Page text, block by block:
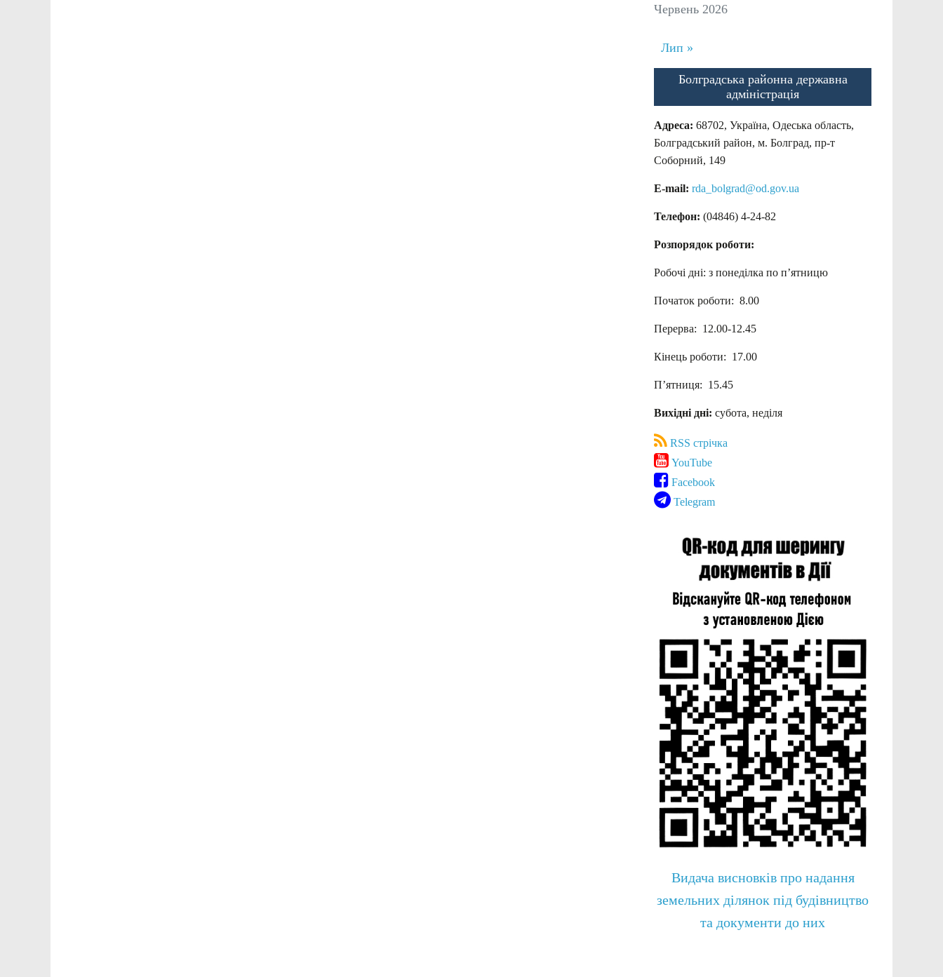
Червень 2026
Лип »
Болградська районна державна
адміністрація
Адреса: 68702, Україна, Одеська область,
Болградський район, м. Болград, пр-т
Соборний, 149
E-mail: rda_bolgrad@od.gov.ua
Телефон: (04846) 4-24-82
Розпорядок роботи:
Робочі дні: з понеділка по п’ятницю
Початок роботи: 8.00
Перерва: 12.00-12.45
Кінець роботи: 17.00
П’ятниця: 15.45
Вихідні дні: субота, неділя
RSS стрічка
YouTube
Facebook
Telegram
Видача висновків про надання
земельних ділянок під будівництво
та документи до них